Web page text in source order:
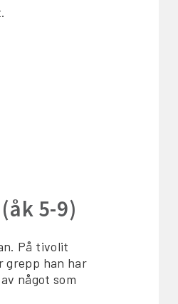
5-9)
På tivolit
grepp han har
något som